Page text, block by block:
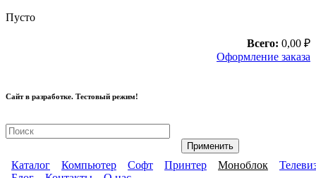
Перейти к основному содержанию
Пусто
Всего: 0,00 ₽
Оформление заказа
Сайт в разработке. Тестовый режим!
Каталог Компьютер Софт Принтер Моноблок